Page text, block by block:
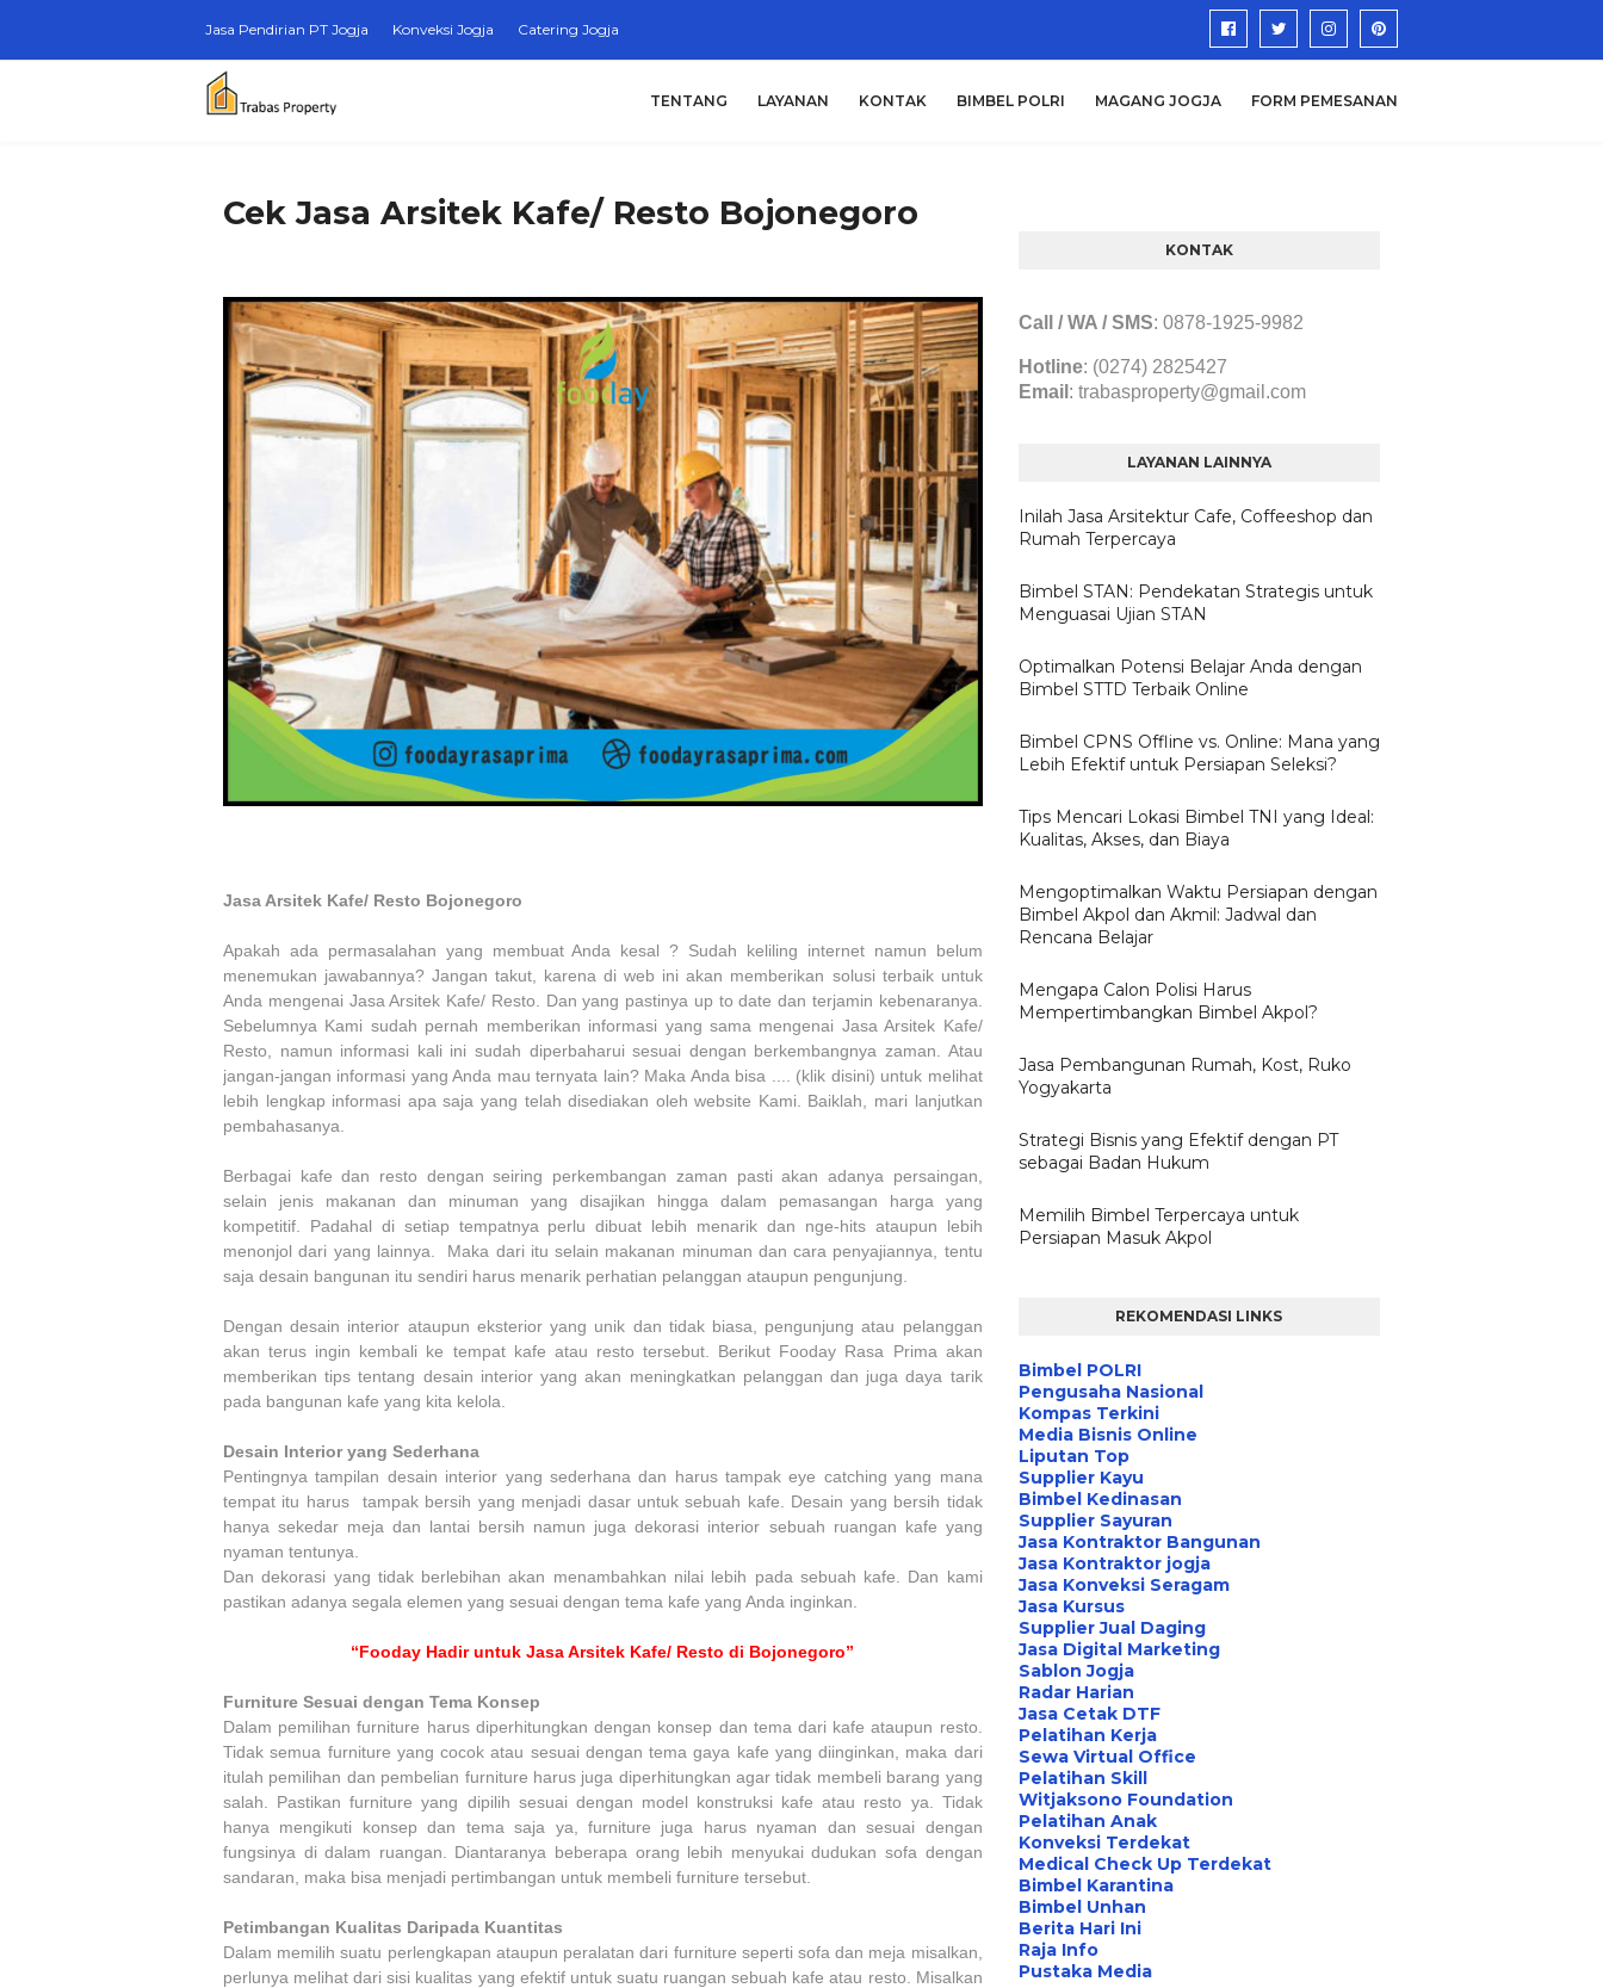
Jasa Pendirian PT Jogja Konveksi Jogja Catering Jogja
TENTANG LAYANAN KONTAK BIMBEL POLRI MAGANG JOGJA FORM PEMESANAN
Cek Jasa Arsitek Kafe/ Resto Bojonegoro
Jasa Arsitek Kafe/ Resto Bojonegoro
Apakah ada permasalahan yang membuat Anda kesal ? Sudah keliling internet namun belum
menemukan jawabannya? Jangan takut, karena di web ini akan memberikan solusi terbaik untuk
Anda mengenai Jasa Arsitek Kafe/ Resto. Dan yang pastinya up to date dan terjamin kebenaranya.
Sebelumnya Kami sudah pernah memberikan informasi yang sama mengenai Jasa Arsitek Kafe/
Resto, namun informasi kali ini sudah diperbaharui sesuai dengan berkembangnya zaman. Atau
jangan-jangan informasi yang Anda mau ternyata lain? Maka Anda bisa .... (klik disini) untuk melihat
lebih lengkap informasi apa saja yang telah disediakan oleh website Kami. Baiklah, mari lanjutkan
pembahasanya.
Berbagai kafe dan resto dengan seiring perkembangan zaman pasti akan adanya persaingan,
selain jenis makanan dan minuman yang disajikan hingga dalam pemasangan harga yang
kompetitif. Padahal di setiap tempatnya perlu dibuat lebih menarik dan nge-hits ataupun lebih
menonjol dari yang lainnya. Maka dari itu selain makanan minuman dan cara penyajiannya, tentu
saja desain bangunan itu sendiri harus menarik perhatian pelanggan ataupun pengunjung.
Dengan desain interior ataupun eksterior yang unik dan tidak biasa, pengunjung atau pelanggan
akan terus ingin kembali ke tempat kafe atau resto tersebut. Berikut Fooday Rasa Prima akan
memberikan tips tentang desain interior yang akan meningkatkan pelanggan dan juga daya tarik
pada bangunan kafe yang kita kelola.
Desain Interior yang Sederhana
Pentingnya tampilan desain interior yang sederhana dan harus tampak eye catching yang mana
tempat itu harus tampak bersih yang menjadi dasar untuk sebuah kafe. Desain yang bersih tidak
hanya sekedar meja dan lantai bersih namun juga dekorasi interior sebuah ruangan kafe yang
nyaman tentunya.
Dan dekorasi yang tidak berlebihan akan menambahkan nilai lebih pada sebuah kafe. Dan kami
pastikan adanya segala elemen yang sesuai dengan tema kafe yang Anda inginkan.
“Fooday Hadir untuk Jasa Arsitek Kafe/ Resto di Bojonegoro”
Furniture Sesuai dengan Tema Konsep
Dalam pemilihan furniture harus diperhitungkan dengan konsep dan tema dari kafe ataupun resto.
Tidak semua furniture yang cocok atau sesuai dengan tema gaya kafe yang diinginkan, maka dari
itulah pemilihan dan pembelian furniture harus juga diperhitungkan agar tidak membeli barang yang
salah. Pastikan furniture yang dipilih sesuai dengan model konstruksi kafe atau resto ya. Tidak
hanya mengikuti konsep dan tema saja ya, furniture juga harus nyaman dan sesuai dengan
fungsinya di dalam ruangan. Diantaranya beberapa orang lebih menyukai dudukan sofa dengan
sandaran, maka bisa menjadi pertimbangan untuk membeli furniture tersebut.
Petimbangan Kualitas Daripada Kuantitas
Dalam memilih suatu perlengkapan ataupun peralatan dari furniture seperti sofa dan meja misalkan,
perlunya melihat dari sisi kualitas yang efektif untuk suatu ruangan sebuah kafe atau resto. Misalkan
KONTAK
Call / WA / SMS: 0878-1925-9982
Hotline: (0274) 2825427
Email : trabasproperty@gmail.com
LAYANAN LAINNYA
Inilah Jasa Arsitektur Cafe, Coffeeshop dan
Rumah Terpercaya
Bimbel STAN: Pendekatan Strategis untuk
Menguasai Ujian STAN
Optimalkan Potensi Belajar Anda dengan
Bimbel STTD Terbaik Online
Bimbel CPNS Offline vs. Online: Mana yang
Lebih Efektif untuk Persiapan Seleksi?
Tips Mencari Lokasi Bimbel TNI yang Ideal:
Kualitas, Akses, dan Biaya
Mengoptimalkan Waktu Persiapan dengan
Bimbel Akpol dan Akmil: Jadwal dan
Rencana Belajar
Mengapa Calon Polisi Harus
Mempertimbangkan Bimbel Akpol?
Jasa Pembangunan Rumah, Kost, Ruko
Yogyakarta
Strategi Bisnis yang Efektif dengan PT
sebagai Badan Hukum
Memilih Bimbel Terpercaya untuk
Persiapan Masuk Akpol
REKOMENDASI LINKS
Bimbel POLRI
Pengusaha Nasional
Kompas Terkini
Media Bisnis Online
Liputan Top
Supplier Kayu
Bimbel Kedinasan
Supplier Sayuran
Jasa Kontraktor Bangunan
Jasa Kontraktor jogja
Jasa Konveksi Seragam
Jasa Kursus
Supplier Jual Daging
Jasa Digital Marketing
Sablon Jogja
Radar Harian
Jasa Cetak DTF
Pelatihan Kerja
Sewa Virtual Office
Pelatihan Skill
Witjaksono Foundation
Pelatihan Anak
Konveksi Terdekat
Medical Check Up Terdekat
Bimbel Karantina
Bimbel Unhan
Berita Hari Ini
Raja Info
Pustaka Media